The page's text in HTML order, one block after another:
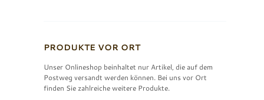
PRODUKTE VOR ORT
Unser Onlineshop beinhaltet nur Artikel, die auf dem
Postweg versandt werden können. Bei uns vor Ort
finden Sie zahlreiche weitere Produkte.